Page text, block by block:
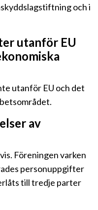
och i
utanför EU
utanför EU och det
av
Föreningen varken
personuppgifter
till tredje parter